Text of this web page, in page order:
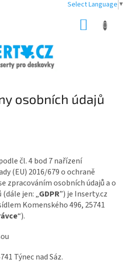
Select Language ▼
osobních údajů
čl. 4 bod 7 nařízení
(EU) 2016/679 o ochraně
zpracováním osobních údajů a o
jen: „GDPR”) je Inserty.cz
Komenského 496, 25741
“).
Týnec nad Sáz.